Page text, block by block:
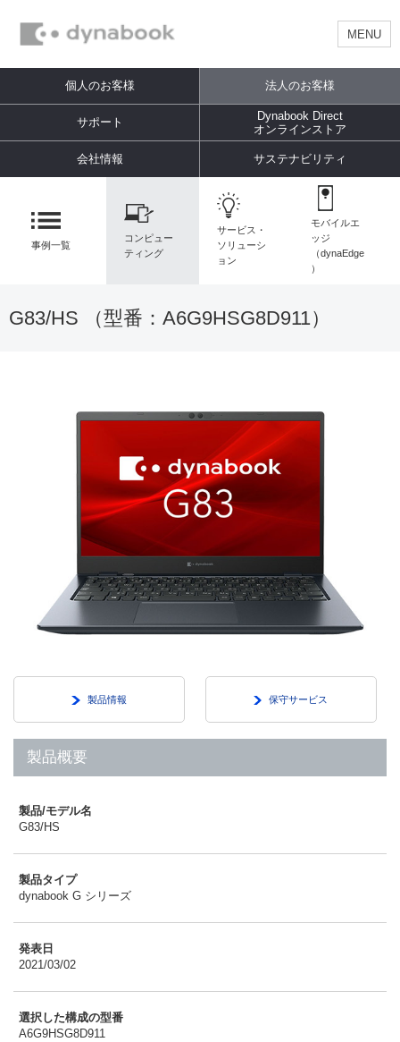
MENU
個人のお客様 法人のお客様
サポート
Dynabook Direct
オンラインストア
会社情報 サステナビリティ
事例一覧
コンピュー
ティング
サービス・
ソリューシ
ョン
モバイルエ
ッジ
（dynaEdge
）
G83/HS （型番： A6G9HSG8D911）
製品情報 保守サービス
製品概要
製品/モデル名
G83/HS
製品タイプ
dynabook G シリーズ
発表日
2021/03/02
選択した構成の型番
A6G9HSG8D911